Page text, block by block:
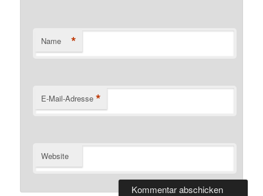
Name *
E-Mail-Adresse *
Website